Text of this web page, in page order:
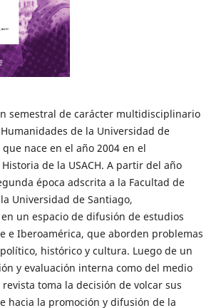
semestral de carácter multidisciplinario
de la Universidad de
nace en el año 2004 en el
de la USACH. A partir del año
época adscrita a la Facultad de
Universidad de Santiago,
un espacio de difusión de estudios
e Iberoamérica, que aborden problemas
histórico y cultura. Luego de un
y evaluación interna como del medio
toma la decisión de volcar sus
hacia la promoción y difusión de la